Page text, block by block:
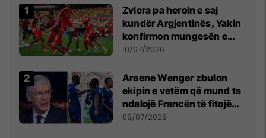
Zvicra pa heroin e saj
kundër Argjentinës, Yakin
konfirmon mungesën e
madhe
10/07/2026
Arsene Wenger zbulon
ekipin e vetëm që mund ta
ndalojë Francën të fitojë
Kupën e Botës
08/07/2026